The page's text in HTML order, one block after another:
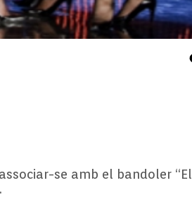
se amb el bandoler “El